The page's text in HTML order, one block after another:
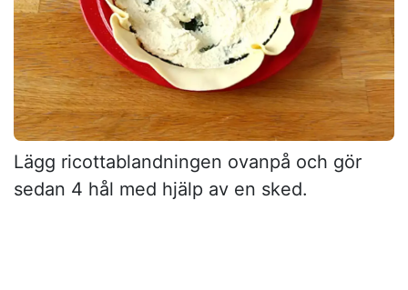
Lägg ricottablandningen ovanpå och gör
sedan 4 hål med hjälp av en sked.